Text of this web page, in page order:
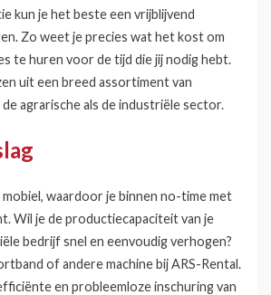
kun je het beste een vrijblijvend
Zo weet je precies wat het kost om
te huren voor de tijd die jij nodig hebt.
uit een breed assortiment van
agrarische als de industriële sector.
mobiel, waardoor je binnen no-time met
Wil je de productiecapaciteit van je
bedrijf snel en eenvoudig verhogen?
of andere machine bij ARS-Rental.
en probleemloze inschuring van